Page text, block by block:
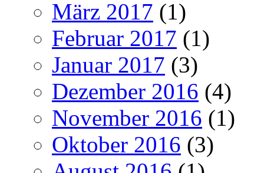
März 2017 (1)
Februar 2017 (1)
Januar 2017 (3)
Dezember 2016 (4)
November 2016 (1)
Oktober 2016 (3)